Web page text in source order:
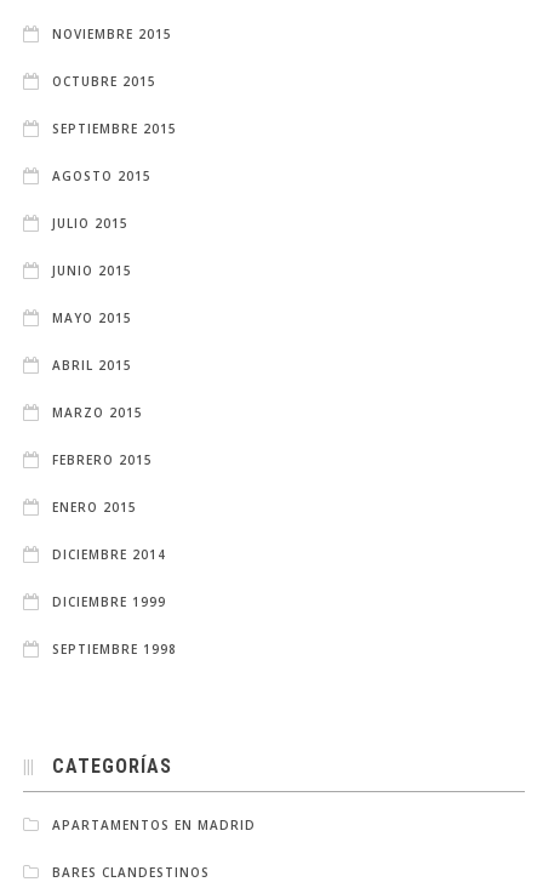
NOVIEMBRE 2015
OCTUBRE 2015
SEPTIEMBRE 2015
AGOSTO 2015
JULIO 2015
JUNIO 2015
MAYO 2015
ABRIL 2015
MARZO 2015
FEBRERO 2015
ENERO 2015
DICIEMBRE 2014
DICIEMBRE 1999
SEPTIEMBRE 1998
CATEGORÍAS
APARTAMENTOS EN MADRID
BARES CLANDESTINOS